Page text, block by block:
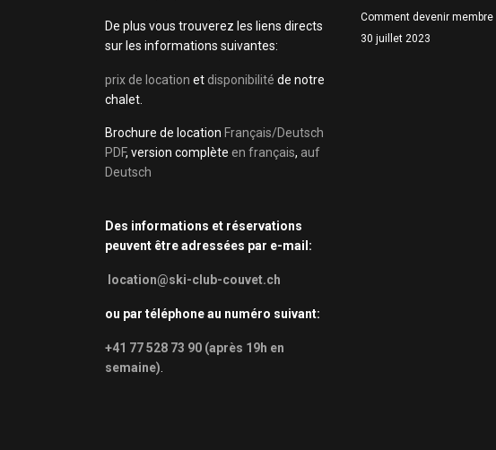
De plus vous trouverez les liens directs
sur les informations suivantes:
prix de location et disponibilité de notre
chalet.
Brochure de location Français/Deutsch
PDF, version complète en français, auf
Deutsch
Des informations et réservations
peuvent être adressées par e-mail:
location@ski-club-couvet.ch
ou par téléphone au numéro suivant:
+41 77 528 73 90 (après 19h en
semaine)
Comment devenir membre
30 juillet 2023